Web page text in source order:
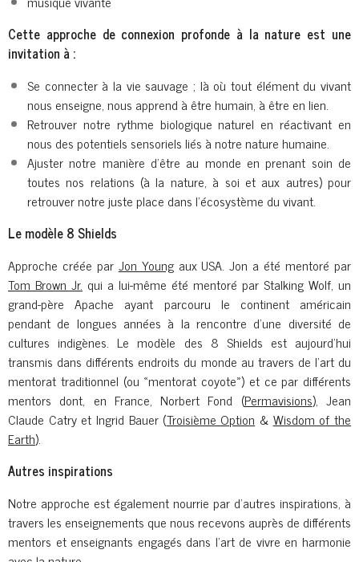
Cette approche de connexion profonde à la nature est une
invitation à :
Se connecter à la vie sauvage ; là où tout élément du vivant
nous enseigne, nous apprend à être humain, à être en lien.
Retrouver notre rythme biologique naturel en réactivant en
nous des potentiels sensoriels liés à notre nature humaine.
Ajuster notre manière d’être au monde en prenant soin de
toutes nos relations (à la nature, à soi et aux autres) pour
retrouver notre juste place dans l’écosystème du vivant.
Le modèle 8 Shields
Approche créée par Jon Youngaux USA. Jon a été mentoré par
Tom Brown Jr. qui a lui-même été mentoré par Stalking Wolf, un
grand-père Apache ayant parcouru le continent américain
pendant de longues années à la rencontre d’une diversité de
cultures indigènes. Le modèle des 8 Shields est aujourd’hui
transmis dans différents endroits du monde au travers de l’art du
mentorat traditionnel (ou «mentorat coyote») et ce par différents
mentors dont, en France, Norbert Fond (Permavisions), Jean
Claude Catry et Ingrid Bauer (Troisième Option & Wisdom of the
Earth).
Autres inspirations
Notre approche est également nourrie par d'autres inspirations, à
travers les enseignements que nous recevons auprès de différents
mentors et enseignants engagés dans l'art de vivre en harmonie